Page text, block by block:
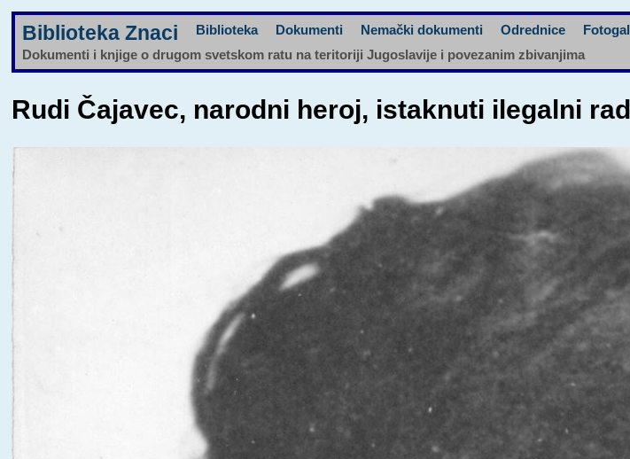
Biblioteka Znaci Biblioteka Dokumenti Nemački dokumenti Odrednice
Dokumenti i knjige o drugom svetskom ratu na teritoriji Jugoslavije i povezanim zbivanjima
Rudi Čajavec, narodni heroj, istaknuti ilegalni